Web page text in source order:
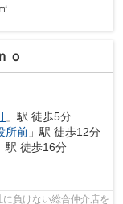
ｏ
」駅 徒歩5分
所前 」駅 徒歩12分
駅 徒歩16分
負けない総合仲介店を